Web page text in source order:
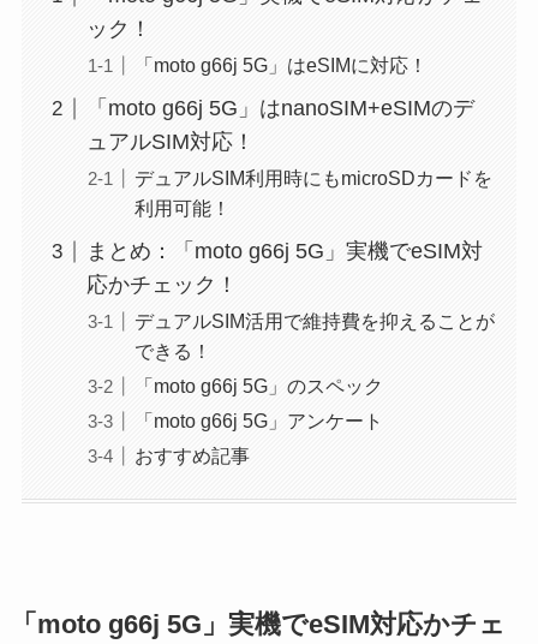
ック！
「moto g66j 5G」はeSIMに対応！
「moto g66j 5G」はnanoSIM+eSIMのデ
ュアルSIM対応！
デュアルSIM利用時にもmicroSDカードを
利用可能！
まとめ：「moto g66j 5G」実機でeSIM対
応かチェック！
デュアルSIM活用で維持費を抑えることが
できる！
「moto g66j 5G」のスペック
「moto g66j 5G」アンケート
おすすめ記事
「moto g66j 5G」実機でeSIM対応かチェ